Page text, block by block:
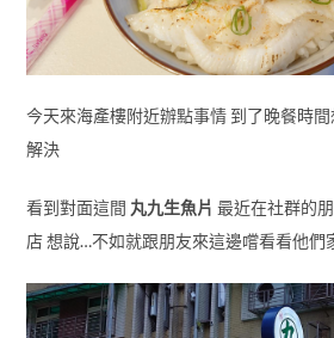
今天來海產樓附近辦點事情 到了晚餐時
解決
看到對面這間 丸九生魚片 最近在社群的
店 想說…不如就跟朋友來這邊嚐看看他們